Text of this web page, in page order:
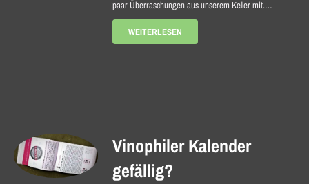
paar Überraschungen aus unserem Keller mit.…
WEITERLESEN
Vinophiler Kalender
gefällig?